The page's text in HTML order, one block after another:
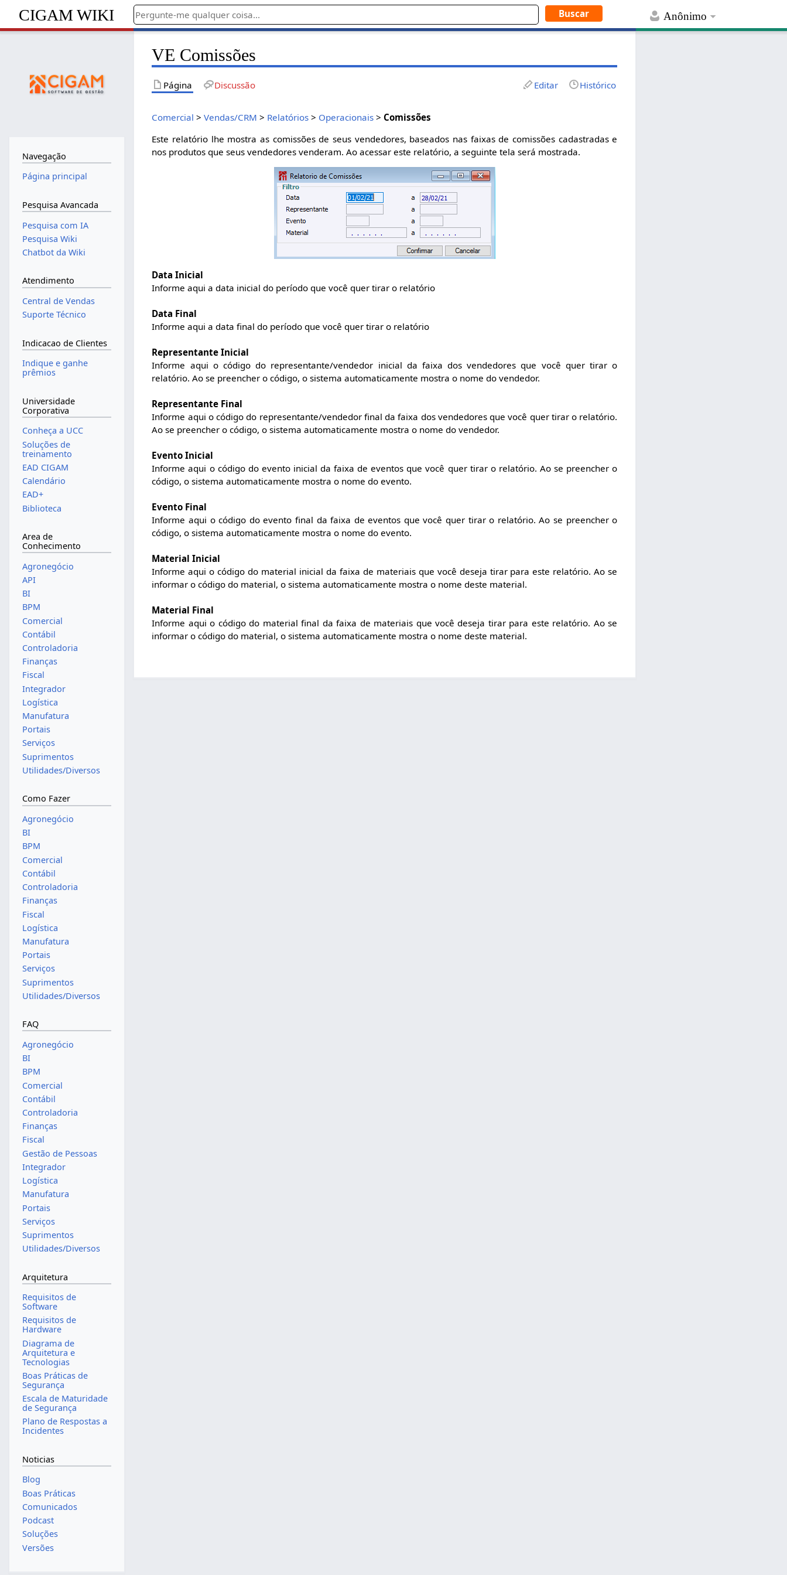
Anônimo
CIGAM WIKI
VE Comissões
Página Discussão Editar Histórico
Comercial >Vendas/CRM > Relatórios > Operacionais > Comissões
Este relatório lhe mostra as comissões de seus vendedores, baseados nas faixas de comissões cadastradas e
nos produtos que seus vendedores venderam. Ao acessar este relatório, a seguinte tela será mostrada.
Data Inicial
Informe aqui a data inicial do período que você quer tirar o relatório
Data Final
Informe aqui a data final do período que você quer tirar o relatório
Representante Inicial
Informe aqui o código do representante/vendedor inicial da faixa dos vendedores que você quer tirar o
relatório. Ao se preencher o código, o sistema automaticamente mostra o nome do vendedor.
Representante Final
Informe aqui o código do representante/vendedor final da faixa dos vendedores que você quer tirar o relatório.
Ao se preencher o código, o sistema automaticamente mostra o nome do vendedor.
Evento Inicial
Informe aqui o código do evento inicial da faixa de eventos que você quer tirar o relatório. Ao se preencher o
código, o sistema automaticamente mostra o nome do evento.
Evento Final
Informe aqui o código do evento final da faixa de eventos que você quer tirar o relatório. Ao se preencher o
código, o sistema automaticamente mostra o nome do evento.
Material Inicial
Informe aqui o código do material inicial da faixa de materiais que você deseja tirar para este relatório. Ao se
informar o código do material, o sistema automaticamente mostra o nome deste material.
Material Final
Informe aqui o código do material final da faixa de materiais que você deseja tirar para este relatório. Ao se
informar o código do material, o sistema automaticamente mostra o nome deste material.
Navegação
Página principal
Pesquisa Avancada
Pesquisa com IA
Pesquisa Wiki
Chatbot da Wiki
Atendimento
Central de Vendas
Suporte Técnico
Indicacao de Clientes
Indique e ganhe
prêmios
Universidade
Corporativa
Conheça a UCC
Soluções de
treinamento
EAD CIGAM
Calendário
EAD+
Biblioteca
Area de
Conhecimento
Agronegócio
API
BI
BPM
Comercial
Contábil
Controladoria
Finanças
Fiscal
Integrador
Logística
Manufatura
Portais
Serviços
Suprimentos
Utilidades/Diversos
Como Fazer
Agronegócio
BI
BPM
Comercial
Contábil
Controladoria
Finanças
Fiscal
Logística
Manufatura
Portais
Serviços
Suprimentos
Utilidades/Diversos
FAQ
Agronegócio
BI
BPM
Comercial
Contábil
Controladoria
Finanças
Fiscal
Gestão de Pessoas
Integrador
Logística
Manufatura
Portais
Serviços
Suprimentos
Utilidades/Diversos
Arquitetura
Requisitos de
Software
Requisitos de
Hardware
Diagrama de
Arquitetura e
Tecnologias
Boas Práticas de
Segurança
Escala de Maturidade
de Segurança
Plano de Respostas a
Incidentes
Noticias
Blog
Boas Práticas
Comunicados
Podcast
Soluções
Versões